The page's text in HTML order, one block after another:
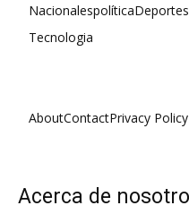
NacionalespolíticaDeportes
Tecnologia
AboutContactPrivacy Policy
Acerca de